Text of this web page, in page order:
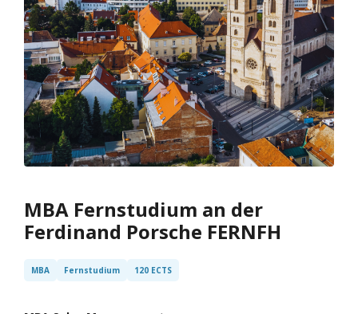
MBA Fernstudium an der
Ferdinand Porsche FERNFH
MBA Fernstudium 120 ECTS